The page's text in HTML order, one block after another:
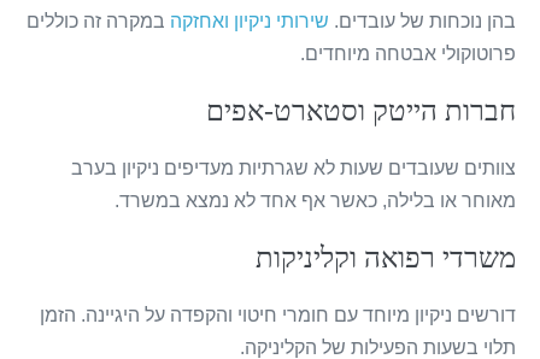
בהן נוכחות של עובדים. שירותי ניקיון ואחזקהבמקרה זה כוללים
פרוטוקולי אבטחה מיוחדים.
חברות הייטק וסטארט-אפים
צוותים שעובדים שעות לא שגרתיות מעדיפים ניקיון בערב
מאוחר או בלילה, כאשר אף אחד לא נמצא במשרד.
משרדי רפואה וקליניקות
דורשים ניקיון מיוחד עם חומרי חיטוי והקפדה על היגיינה. הזמן
תלוי בשעות הפעילות של הקליניקה.